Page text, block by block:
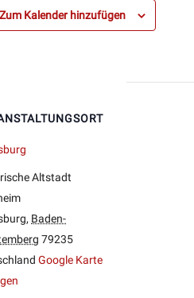
Zum Kalender hinzufügen
Altstadt
, Baden-
79235
Google Karte